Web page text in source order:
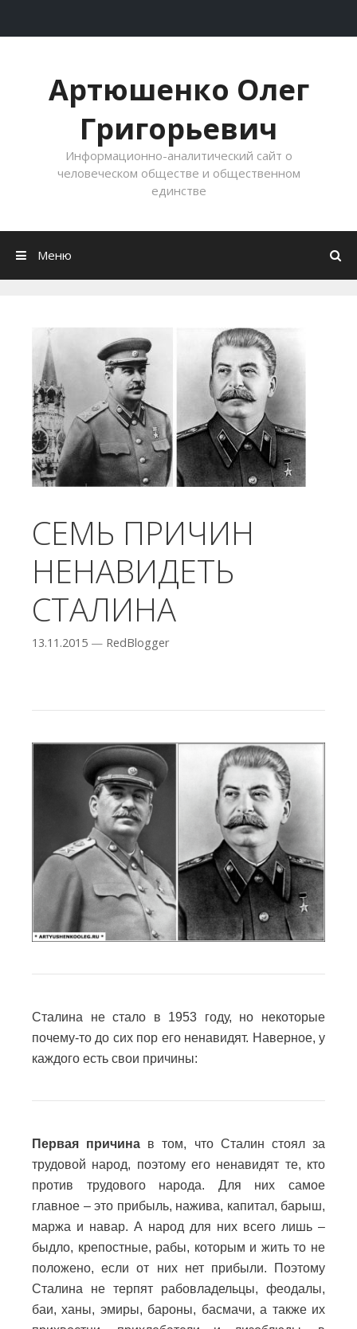
Артюшенко Олег
Григорьевич
Информационно-аналитический сайт о
человеческом обществе и общественном
единстве
Меню
СЕМЬ ПРИЧИН
НЕНАВИДЕТЬ
СТАЛИНА
13.11.2015 — RedBlogger
Сталина не стало в 1953 году, но некоторые
почему-то до сих пор его ненавидят. Наверное, у
каждого есть свои причины:
Первая причина в том, что Сталин стоял за
трудовой народ, поэтому его ненавидят те, кто
против трудового народа. Для них самое
главное – это прибыль, нажива, капитал, барыш,
маржа и навар. А народ для них всего лишь –
быдло, крепостные, рабы, которым и жить то не
положено, если от них нет прибыли. Поэтому
Сталина не терпят рабовладельцы, феодалы,
баи, ханы, эмиры, бароны, басмачи, а также их